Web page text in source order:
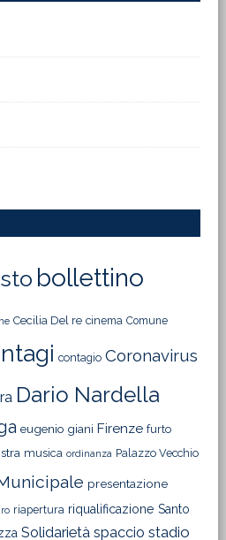
bollettino
Cecilia Del re cinema Comune
contagio Coronavirus
Dario Nardella
eugenio giani Firenze furto
musica ordinanza Palazzo Vecchio
presentazione
riapertura riqualificazione Santo
Solidarietà spaccio stadio